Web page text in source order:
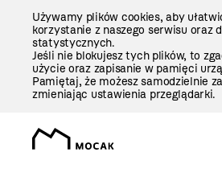
Używamy plików cookies, aby
korzystanie z naszego serwisu oraz
statystycznych.
Jeśli nie blokujesz tych plików, to
użycie oraz zapisanie w pamięci
Pamiętaj, że możesz samodzielnie
zmieniając ustawienia przeglądarki.